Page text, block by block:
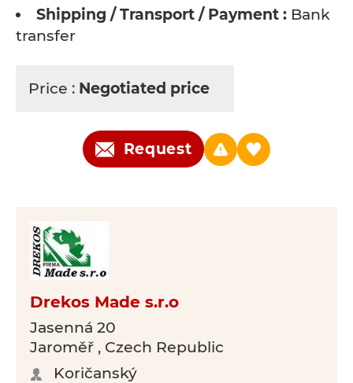
Shipping / Transport / Payment : Bank
transfer
Price : Negotiated price
Request
Drekos Made s.r.o
Jasenná 20
Jaroměř , Czech Republic
Koričanský